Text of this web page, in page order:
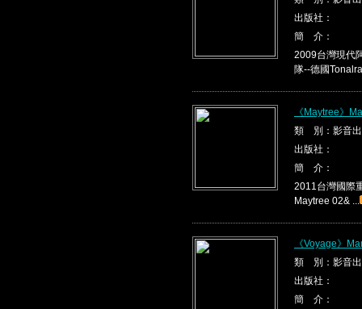
出版社：
簡 介：
2009台灣現代
隊--德國
《Maytree》
類 別：影音
出版社：
簡 介：
2011台灣國際
Maytree 02& ...
《Voyage》
類 別：影音
出版社：
簡 介：